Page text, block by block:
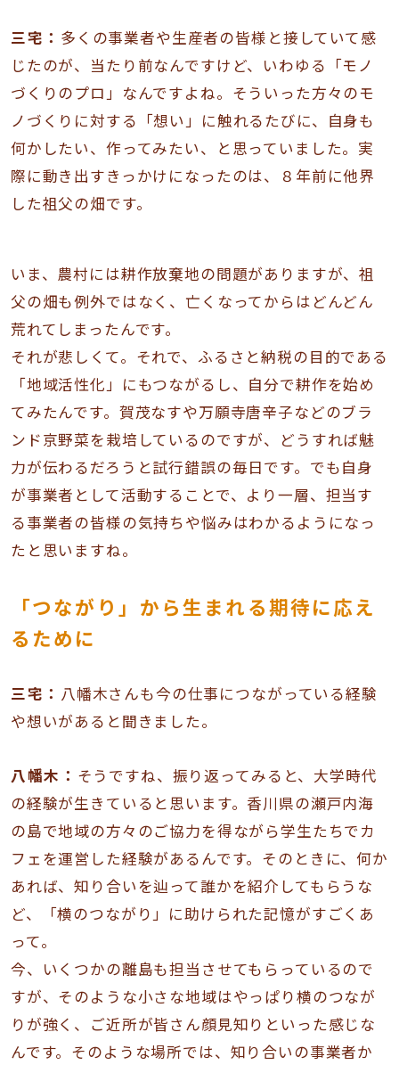
三宅： 多くの事業者や生産者の皆様と接していて感
じたのが、当たり前なんですけど、いわゆる「モノ
づくりのプロ」なんですよね。そういった方々のモ
ノづくりに対する「想い」に触れるたびに、自身も
何かしたい、作ってみたい、と思っていました。実
際に動き出すきっかけになったのは、８年前に他界
した祖父の畑です。
いま、農村には耕作放棄地の問題がありますが、祖
父の畑も例外ではなく、亡くなってからはどんどん
荒れてしまったんです。
それが悲しくて。それで、ふるさと納税の目的である
「地域活性化」にもつながるし、自分で耕作を始め
てみたんです。賀茂なすや万願寺唐辛子などのブラ
ンド京野菜を栽培しているのですが、どうすれば魅
力が伝わるだろうと試行錯誤の毎日です。でも自身
が事業者として活動することで、より一層、担当す
る事業者の皆様の気持ちや悩みはわかるようになっ
たと思いますね。
「つながり」から生まれる期待に応え
るために
三宅： 八幡木さんも今の仕事につながっている経験
や想いがあると聞きました。
八幡木： そうですね、振り返ってみると、大学時代
の経験が生きていると思います。香川県の瀬戸内海
の島で地域の方々のご協力を得ながら学生たちでカ
フェを運営した経験があるんです。そのときに、何か
あれば、知り合いを辿って誰かを紹介してもらうな
ど、「横のつながり」に助けられた記憶がすごくあ
って。
今、いくつかの離島も担当させてもらっているので
すが、そのような小さな地域はやっぱり横のつなが
りが強く、ご近所が皆さん顔見知りといった感じな
んです。そのような場所では、知り合いの事業者か